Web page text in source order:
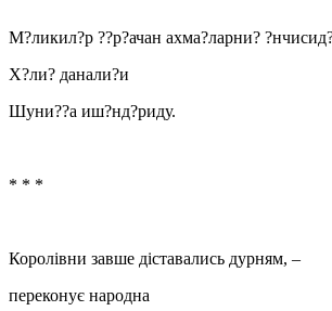
М?ликил?р ??р?ачан ахма?ларни?
Х?ли? данали?и
Шуни??а иш?нд?риду.
* * *
Королівни завше діставались дурням, –
переконує народна